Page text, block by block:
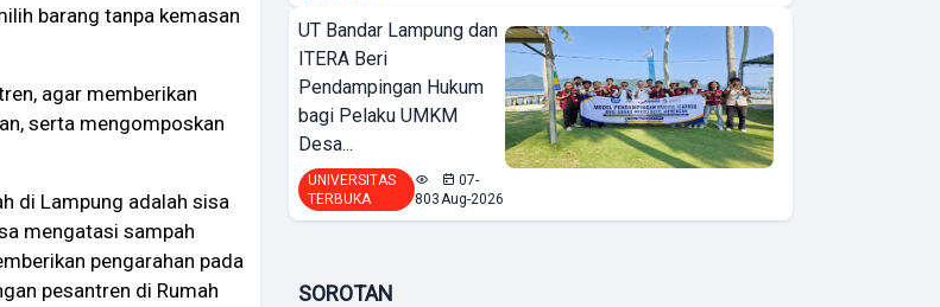
barang tanpa kemasan
agar memberikan
serta mengomposkan
di Lampung adalah sisa
mengatasi sampah
pengarahan pada
pesantren di Rumah
UT Bandar Lampung dan
ITERA Beri
Pendampingan Hukum
bagi Pelaku UMKM
Desa...
UNIVERSITAS
TERBUKA
803
07-
Aug-2026
SOROTAN